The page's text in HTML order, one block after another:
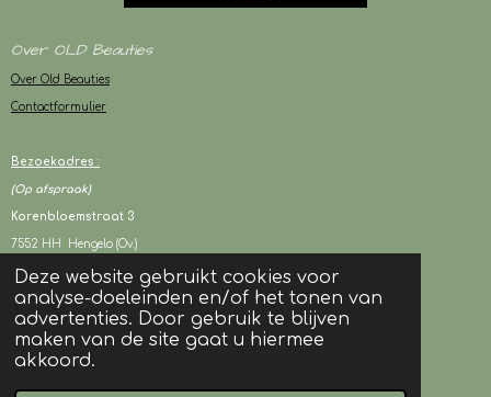
Deze website gebruikt cookies voor
analyse-doeleinden en/of het tonen van
advertenties. Door gebruik te blijven
maken van de site gaat u hiermee
akkoord.
Over OLD Beauties
Over Old Beauties
Contactformulier
Bezoekadres :
(Op afspraak)
Korenbloemstraat 3
7552 HH Hengelo (Ov.)
KVK : 94243417
BTW : NL003080706B05